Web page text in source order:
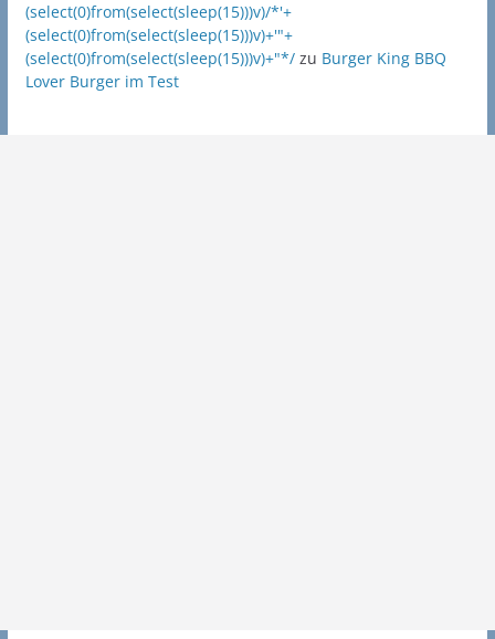
(select(0)from(select(sleep(15)))v)/*'+
(select(0)from(select(sleep(15)))v)+'"+
(select(0)from(select(sleep(15)))v)+"*/zu Burger King BBQ
Lover Burger im Test